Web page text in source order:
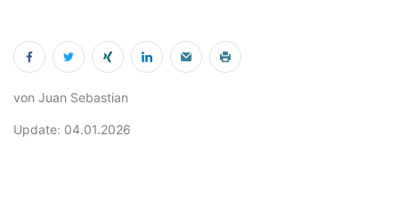
von Juan Sebastian
Update: 04.01.2026